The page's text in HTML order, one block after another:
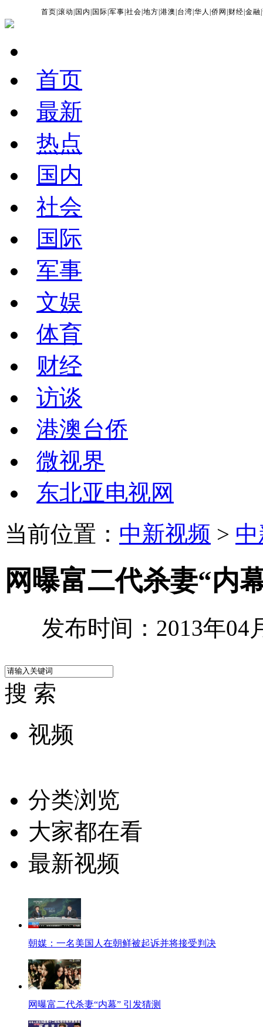
首页 |滚动 国内 国际 |军事 |社会 |地方 |港澳 台湾 |华人 |侨网 财经 |金融 |
首页
最新
热点
国内
社会
国际
军事
文娱
体育
财经
访谈
港澳台侨
微视界
东北亚电视网
当前位置： 中新视频 >
网曝富二代杀妻“内
发布时间：2013年04
搜 索
视频
分类浏览
大家都在看
最新视频
朝媒：一名美国人在朝鲜被起诉并将接受判决
网曝富二代杀妻“内幕” 引发猜测